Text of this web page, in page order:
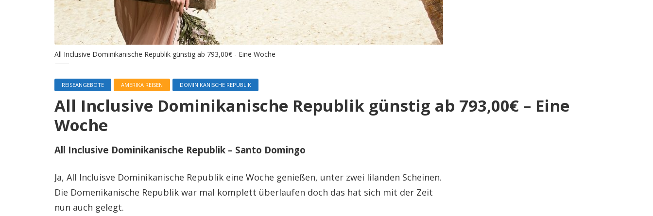
All Inclusive Dominikanische Republik günstig ab 793,00€ - Eine Woche
REISEANGEBOTE AMERIKA REISEN DOMINIKANISCHE REPUBLIK
All Inclusive Dominikanische Republik günstig ab 793,00€ – Eine
Woche
All Inclusive Dominikanische Republik – Santo Domingo
Ja, All Incluisve Dominikanische Republik eine Woche genießen, unter zwei lilanden Scheinen.
Die Domenikanische Republik war mal komplett überlaufen doch das hat sich mit der Zeit
nun auch gelegt.